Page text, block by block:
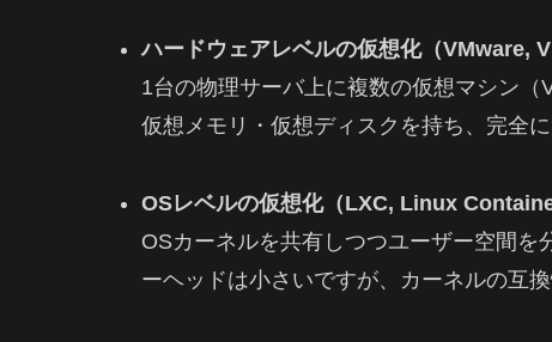
ハードウェアレベルの仮想化（VMware,
1台の物理サーバ上に複数の仮想マシン（
仮想メモリ・仮想ディスクを持ち、完全
OSレベルの仮想化（LXC, Linux
OSカーネルを共有しつつユーザー空間
ーヘッドは小さいですが、カーネルの互換